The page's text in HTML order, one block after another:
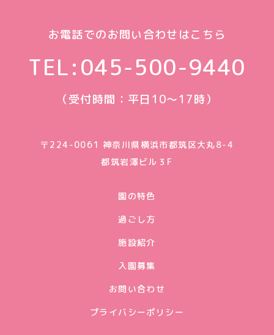
お電話でのお問い合わせはこちら
TEL:045-500-9440
（受付時間：平日10〜17時）
〒224-0061 神奈川県横浜市都筑区大丸8-4
都筑岩澤ビル３F
園の特色
過ごし方
施設紹介
入園募集
お問い合わせ
プライバシーポリシー